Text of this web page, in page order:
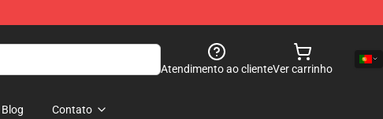
Atendimento ao clienteVer carrinho
Blog Contato